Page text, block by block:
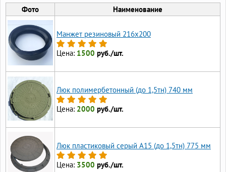
Фото Наименование
Манжет резиновый 216х200
Цена: 1500 руб./шт.
Люк полимербетонный (до 1,5тн) 740 мм
Цена: 2000 руб./шт.
Люк пластиковый серый А15 (до 1,5тн) 775 мм
Цена: 3500 руб./шт.